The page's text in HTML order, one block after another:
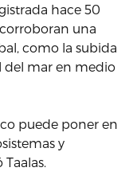
hace 50
una
como la subida
del mar en medio
puede poner en
y